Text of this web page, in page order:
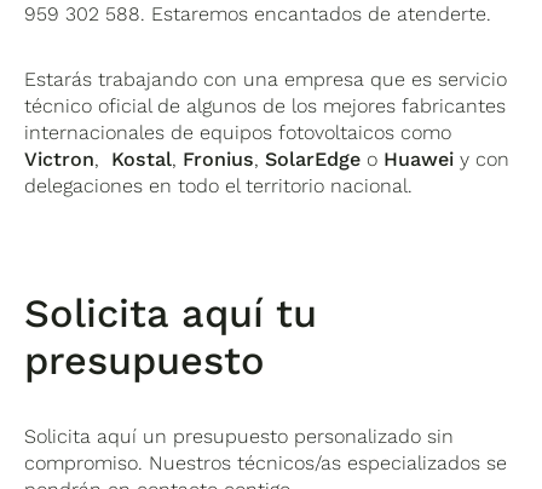
959 302 588. Estaremos encantados de atenderte.
Estarás trabajando con una empresa que es servicio
técnico oficial de algunos de los mejores fabricantes
internacionales de equipos fotovoltaicos como
Victron, Kostal, Fronius,SolarEdge o Huawei y con
delegaciones en todo el territorio nacional.
Solicita aquí tu
presupuesto
Solicita aquí un presupuesto personalizado sin
compromiso. Nuestros técnicos/as especializados se